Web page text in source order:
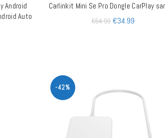
Android
Auto
AJOUTER AU PANIER
Carlinkit Mini Se Pro Dongle CarPlay
€64.99 €34.99
-42%